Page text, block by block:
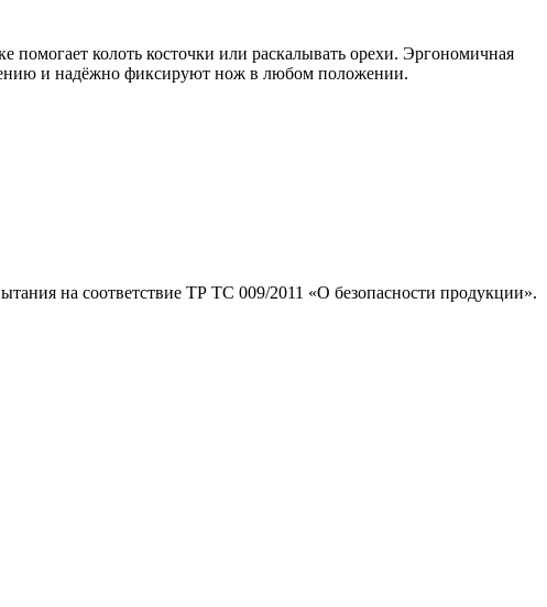
помогает колоть косточки или раскалывать орехи. Эргономичная
и надёжно фиксируют нож в любом положении.
на соответствие ТР ТС 009/2011 «О безопасности продукции».